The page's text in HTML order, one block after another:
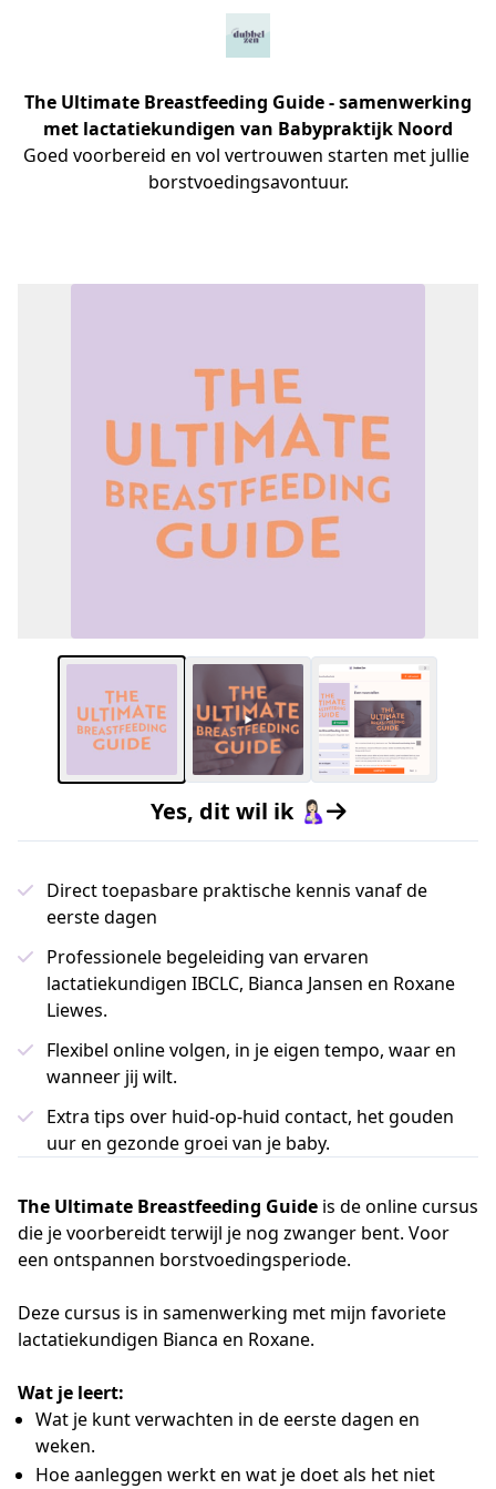
The Ultimate Breastfeeding Guide - samenwerking
met lactatiekundigen van Babypraktijk Noord
Goed voorbereid en vol vertrouwen starten met jullie
borstvoedingsavontuur.
Yes, dit wil ik 🤱🏻
Direct toepasbare praktische kennis vanaf de
eerste dagen
Professionele begeleiding van ervaren
lactatiekundigen IBCLC, Bianca Jansen en Roxane
Liewes.
Flexibel online volgen, in je eigen tempo, waar en
wanneer jij wilt.
Extra tips over huid-op-huid contact, het gouden
uur en gezonde groei van je baby.
The Ultimate Breastfeeding Guide is de online cursus
die je voorbereidt terwijl je nog zwanger bent. Voor
een ontspannen borstvoedingsperiode.
Deze cursus is in samenwerking met mijn favoriete
lactatiekundigen Bianca en Roxane.
Wat je leert:
Wat je kunt verwachten in de eerste dagen en
weken.
Hoe aanleggen werkt en wat je doet als het niet